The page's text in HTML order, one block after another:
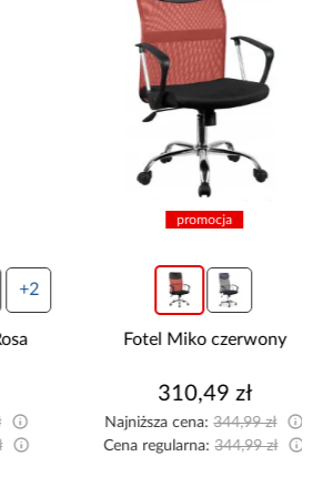
promocja
Fotel Miko czerwony
310,49 zł
Najniższa cena:344,99 zł
Cena regularna:344,99 zł